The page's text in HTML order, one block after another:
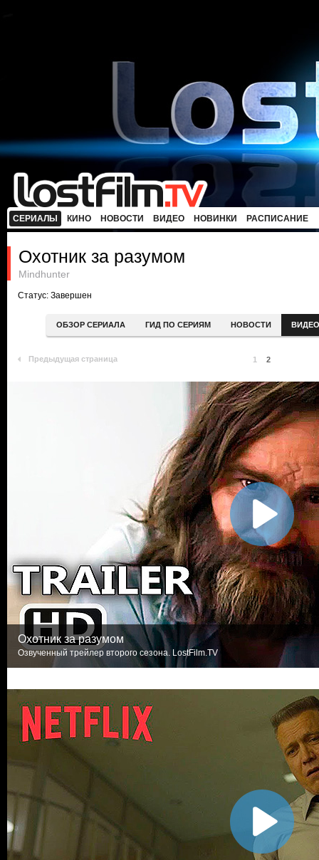
СЕРИАЛЫ КИНО НОВОСТИ ВИДЕО НОВИНКИ РАСПИСАНИЕ
Охотник за разумом
Mindhunter
Статус: Завершен
ОБЗОР СЕРИАЛА ГИД ПО СЕРИЯМ НОВОСТИ ВИДЕО
Предыдущая страница 1 2
Охотник за разумом
Озвученный трейлер второго сезона. LostFilm.TV